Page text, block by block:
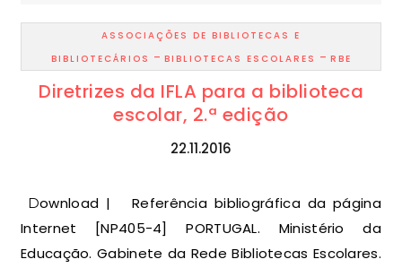
ASSOCIAÇÕES DE BIBLIOTECAS E
BIBLIOTECÁRIOS - BIBLIOTECAS ESCOLARES - RBE
Diretrizes da IFLA para a biblioteca
escolar, 2.ª edição
22.11.2016
Download | Referência bibliográfica da página
Internet [NP405-4] PORTUGAL. Ministério da
Educação. Gabinete da Rede Bibliotecas Escolares.